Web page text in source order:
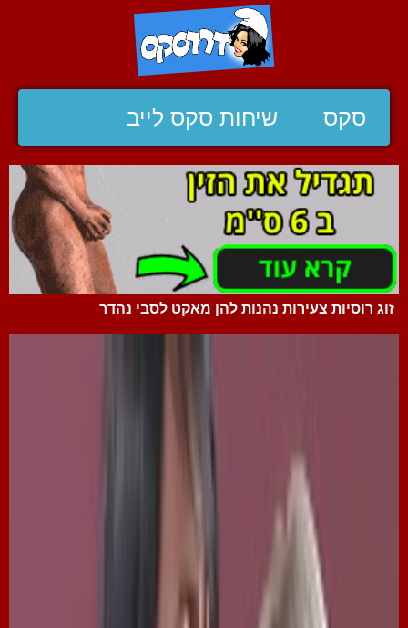
סקס שיחות סקס לייב
זוג רוסיות צעירות נהנות להן מאקט לסבי נהדר